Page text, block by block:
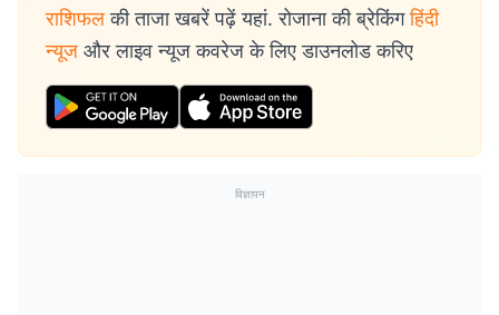
राशिफल की ताजा खबरें पढ़ें यहां. रोजाना की ब्रेकिंग हिंदी
न्यूज और लाइव न्यूज कवरेज के लिए डाउनलोड करिए
विज्ञापन